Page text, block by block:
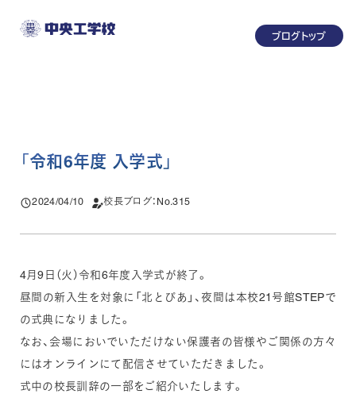
ブログトップ
「 令和6年度 入学式 」
投稿日
2024/04/10 校長ブログ：No.315
4月9日（火）令和6年度入学式が終了。
昼間の新入生を対象に「北とぴあ」、夜間は本校21号館STEPで
の式典になりました。
なお、会場においでいただけない保護者の皆様やご関係の方々
にはオンラインにて配信させていただきました。
式中の校長訓辞の一部をご紹介いたします。